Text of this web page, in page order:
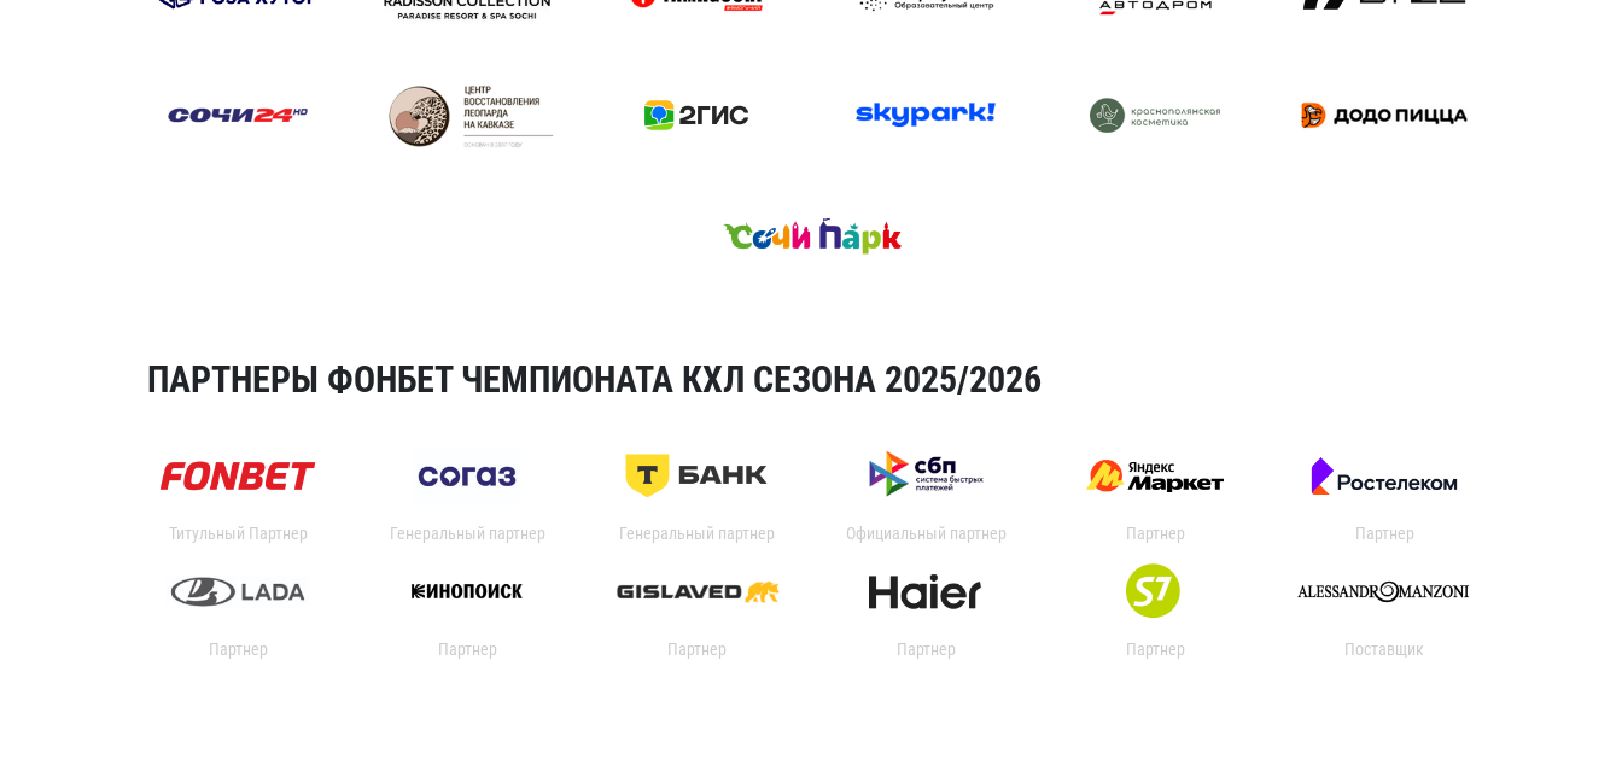
ПАРТНЕРЫ ФОНБЕТ ЧЕМПИОНАТА КХЛ СЕЗОНА 2025/2026
Титульный Партнер Генеральный партнер Генеральный партнер Официальный партнер Партнер Партнер
Партнер Партнер Партнер Партнер Партнер Поставщик